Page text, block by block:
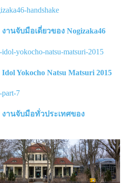
านจับมือเดี่ยวของ Nogizaka46
Yokocho Natsu Matsuri 2015
งานจับมือทั่วประเทศของ